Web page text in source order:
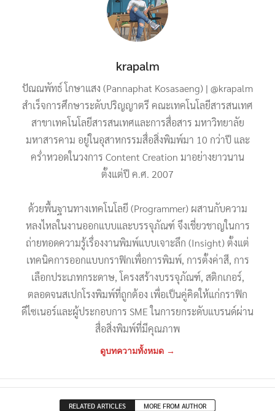
krapalm
ปัณณพัทธ์ โกษาแสง (Pannaphat Kosasaeng) | @krapalm
สำเร็จการศึกษาระดับปริญญาตรี คณะเทคโนโลยีสารสนเทศ
สาขาเทคโนโลยีสารสนเทศและการสื่อสาร มหาวิทยาลัย
มหาสารคาม อยู่ในอุสาหกรรมสื่อสิ่งพิมพ์มา 10 กว่าปี และ
คร่ำหวอดในวงการ Content Creation มาอย่างยาวนาน
ตั้งแต่ปี ค.ศ. 2007
ด้วยพื้นฐานทางเทคโนโลยี (Programmer) ผสานกับความ
หลงไหลในงานออกแบบและบรรจุภัณฑ์ จึงเชี่ยวชาญในการ
ถ่ายทอดความรู้เรื่องงานพิมพ์แบบเจาะลึก (Insight) ตั้งแต่
เทคนิคการออกแบบกราฟิกเพื่อการพิมพ์, การตั้งค่าสี, การ
เลือกประเภทกระดาษ, โครงสร้างบรรจุภัณฑ์, สติกเกอร์,
ตลอดจนสเปกโรงพิมพ์ที่ถูกต้อง เพื่อเป็นคู่คิดให้แก่กราฟิก
ดีไซเนอร์และผู้ประกอบการ SME ในการยกระดับแบรนด์ผ่าน
สื่อสิ่งพิมพ์ที่มีคุณภาพ
ดูบทความทั้งหมด →
RELATED ARTICLES MORE FROM AUTHOR